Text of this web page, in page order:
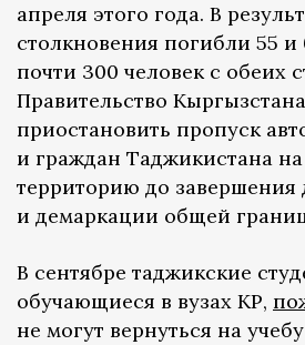
апреля этого года. В
столкновения погибли 55
почти 300 человек с обеих
Правительство
приостановить пропуск
и граждан Таджикистана
территорию до
и демаркации общей
В сентябре таджикские
обучающиеся в вузах КР,
не могут вернуться на